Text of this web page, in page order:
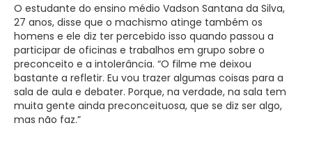
O estudante do ensino médio Vadson Santana da Silva,
27 anos, disse que o machismo atinge também os
homens e ele diz ter percebido isso quando passou a
participar de oficinas e trabalhos em grupo sobre o
preconceito e a intolerância. “O filme me deixou
bastante a refletir. Eu vou trazer algumas coisas para a
sala de aula e debater. Porque, na verdade, na sala tem
muita gente ainda preconceituosa, que se diz ser algo,
mas não faz.”